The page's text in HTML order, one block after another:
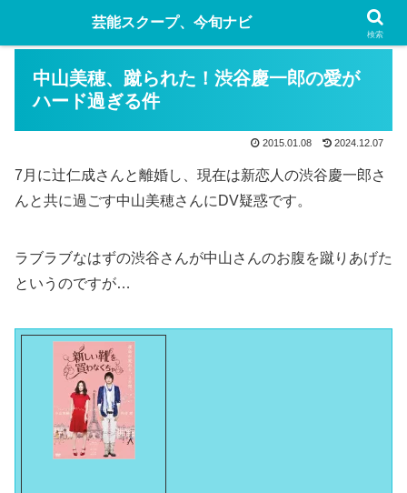
中山美穂、蹴られた！渋谷慶一郎の愛が
ハード過ぎる件
2015.01.08 2024.12.07
7月に辻仁成さんと離婚し、現在は新恋人の渋谷慶一郎さ
んと共に過ごす中山美穂さんにDV疑惑です。
ラブラブなはずの渋谷さんが中山さんのお腹を蹴りあげた
というのですが…
芸能スクープ、今旬ナビ
検索